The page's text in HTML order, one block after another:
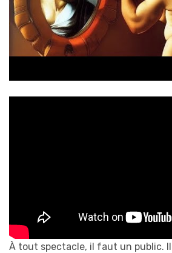
À tout spectacle, il faut un public. Il